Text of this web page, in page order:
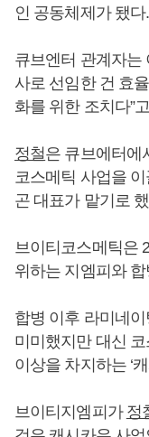
인 공동체제가 됐다.
큐브엔터 관계자는
사로 선임한 건 효
화를 위한 조치다”
정철은 큐브에터에
코스메틱 사업을
곤 대표가 맡기로
브이티코스메틱은
위하는 지엠피와
합병 이후 라미네
미미했지만 대신
이상을 차지하는 ‘
브이티지엠피가 정